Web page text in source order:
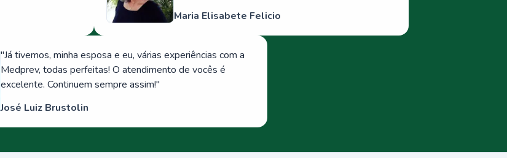
Maria Elisabete Felicio
"Já tivemos, minha esposa e eu, várias experiências com a
Medprev, todas perfeitas! O atendimento de vocês é
excelente. Continuem sempre assim!"
José Luiz Brustolin